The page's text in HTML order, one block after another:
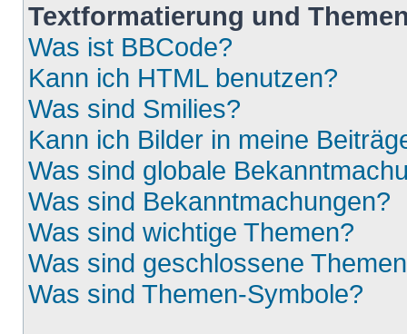
Textformatierung und
Was ist BBCode?
Kann ich HTML benutzen?
Was sind Smilies?
Kann ich Bilder in meine
Was sind globale
Was sind Bekanntmachungen?
Was sind wichtige Themen?
Was sind geschlossene
Was sind Themen-Symbole?